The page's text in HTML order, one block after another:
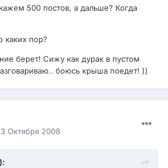
500 постов, а дальше? Когда
каких пор?
берет! Сижу как дурак в пустом
боюсь крыша поедет! ))
3 Октября 2008